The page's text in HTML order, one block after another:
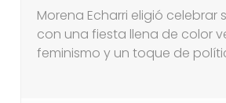
Morena Echarri eligió celebrar
con una fiesta llena de color
feminismo y un toque de